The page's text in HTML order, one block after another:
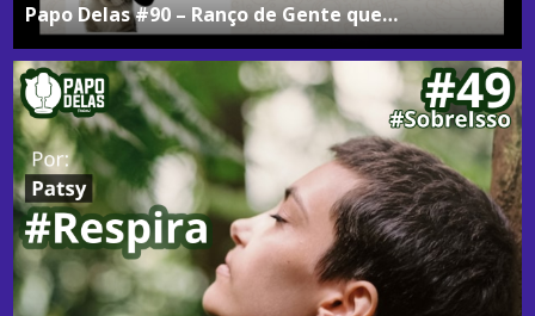
Papo Delas #90 – Ranço de Gente que…